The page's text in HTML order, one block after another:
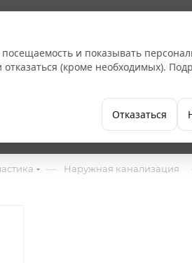
Компания
— Наружная канализация
и показывать
(кроме необходимых).
Отказаться